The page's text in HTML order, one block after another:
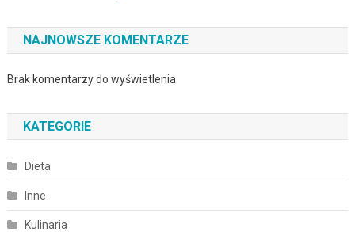
NAJNOWSZE KOMENTARZE
Brak komentarzy do wyświetlenia.
KATEGORIE
Dieta
Inne
Kulinaria